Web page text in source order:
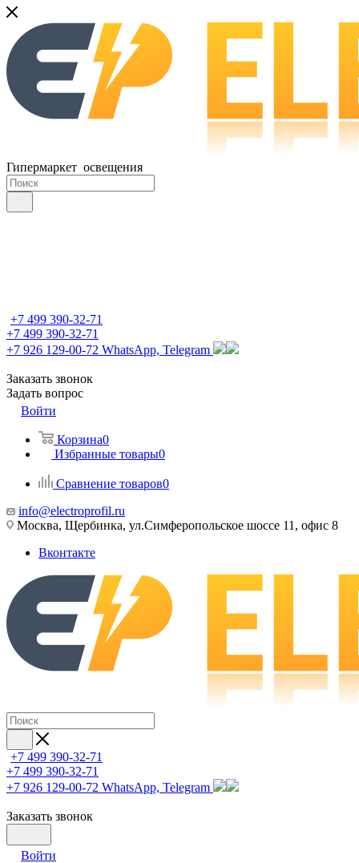
Гипермаркет освещения
+7 499 390-32-71
+7 499 390-32-71
+7 926 129-00-72 WhatsApp, Telegram
Заказать звонок
Задать вопрос
Войти
Корзина0
Избранные товары0
Сравнение товаров0
info@electroprofil.ru
Москва, Щербинка, ул.Симферопольское шоссе 11, офис 8
Вконтакте
+7 499 390-32-71
+7 499 390-32-71
+7 926 129-00-72 WhatsApp, Telegram
Заказать звонок
Войти